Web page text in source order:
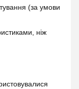
(за умови
ніж